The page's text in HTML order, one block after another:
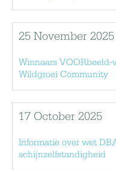
25 November 2025
Winnaars VOORbeeld-
Wildgroei Community
17 October 2025
Informatie over wet
schijnzelfstandigheid